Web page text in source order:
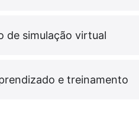
de simulação virtual
e treinamento